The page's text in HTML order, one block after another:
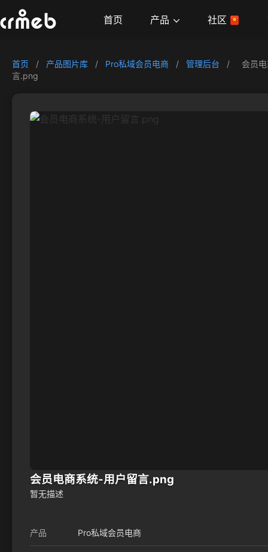
首页 产品 社区
首页 / 产品图片库 / Pro私域会员电商 / 管理后台 /
会员
言.png
会员电商系统-用户留言.png
暂无描述
产品 Pro私域会员电商